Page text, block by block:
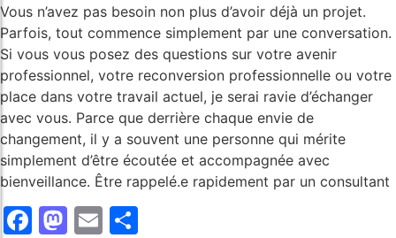
Vous n’avez pas besoin non plus d’avoir déjà un projet.
Parfois, tout commence simplement par une conversation.
Si vous vous posez des questions sur votre avenir
professionnel, votre reconversion professionnelle ou votre
place dans votre travail actuel, je serai ravie d’échanger
avec vous. Parce que derrière chaque envie de
changement, il y a souvent une personne qui mérite
simplement d’être écoutée et accompagnée avec
bienveillance. Être rappelé.e rapidement par un consultant
Facebook
Mastodon
Email